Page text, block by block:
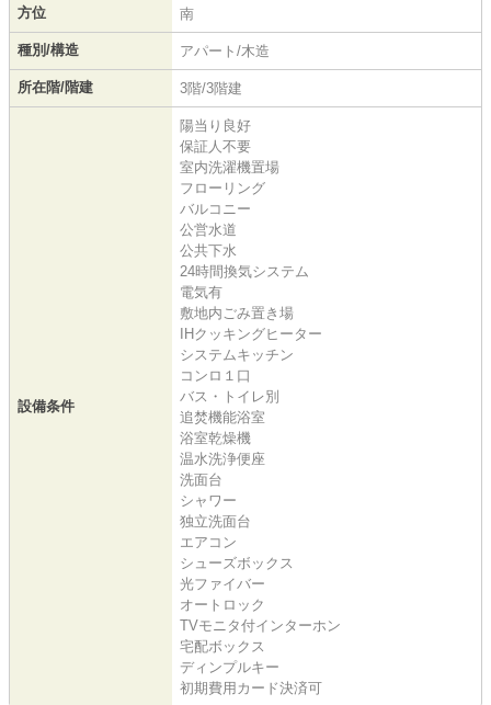
方位 南
種別/構造 アパート/木造
所在階/階建 3階/3階建
設備条件
陽当り良好
保証人不要
室内洗濯機置場
フローリング
バルコニー
公営水道
公共下水
24時間換気システム
電気有
敷地内ごみ置き場
IHクッキングヒーター
システムキッチン
コンロ１口
バス・トイレ別
追焚機能浴室
浴室乾燥機
温水洗浄便座
洗面台
シャワー
独立洗面台
エアコン
シューズボックス
光ファイバー
オートロック
TVモニタ付インターホン
宅配ボックス
ディンプルキー
初期費用カード決済可